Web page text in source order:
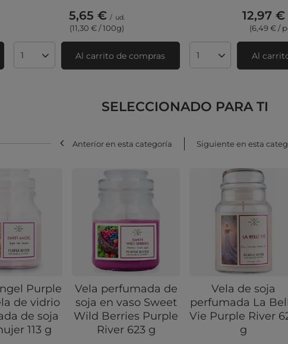
5,65 € / ud.
(11,30 € / 100g)
Cantidad de productosAl carrito de compras
12,97 €
(6,49 € /
Cantidad de Al
SELECCIONADO PARA TI
Anterior en esta categoría Siguiente en esta
Purple
de vidrio
de soja
113 g
Vela perfumada de
soja en vaso Sweet
Wild Berries Purple
River 623 g
Vela de soja
perfumada La
Vie Purple River
g